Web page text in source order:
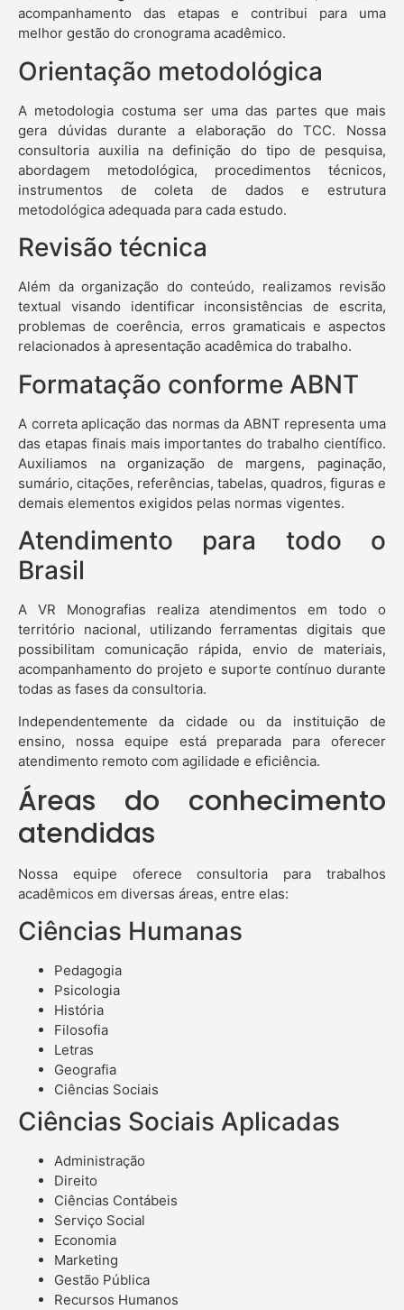
acompanhamento das etapas e contribui para uma
melhor gestão do cronograma acadêmico.
Orientação metodológica
A metodologia costuma ser uma das partes que mais
gera dúvidas durante a elaboração do TCC. Nossa
consultoria auxilia na definição do tipo de pesquisa,
abordagem metodológica, procedimentos técnicos,
instrumentos de coleta de dados e estrutura
metodológica adequada para cada estudo.
Revisão técnica
Além da organização do conteúdo, realizamos revisão
textual visando identificar inconsistências de escrita,
problemas de coerência, erros gramaticais e aspectos
relacionados à apresentação acadêmica do trabalho.
Formatação conforme ABNT
A correta aplicação das normas da ABNT representa uma
das etapas finais mais importantes do trabalho científico.
Auxiliamos na organização de margens, paginação,
sumário, citações, referências, tabelas, quadros, figuras e
demais elementos exigidos pelas normas vigentes.
Atendimento para todo o
Brasil
A VR Monografias realiza atendimentos em todo o
território nacional, utilizando ferramentas digitais que
possibilitam comunicação rápida, envio de materiais,
acompanhamento do projeto e suporte contínuo durante
todas as fases da consultoria.
Independentemente da cidade ou da instituição de
ensino, nossa equipe está preparada para oferecer
atendimento remoto com agilidade e eficiência.
Áreas do conhecimento
atendidas
Nossa equipe oferece consultoria para trabalhos
acadêmicos em diversas áreas, entre elas:
Ciências Humanas
Pedagogia
Psicologia
História
Filosofia
Letras
Geografia
Ciências Sociais
Ciências Sociais Aplicadas
Administração
Direito
Ciências Contábeis
Serviço Social
Economia
Marketing
Gestão Pública
Recursos Humanos